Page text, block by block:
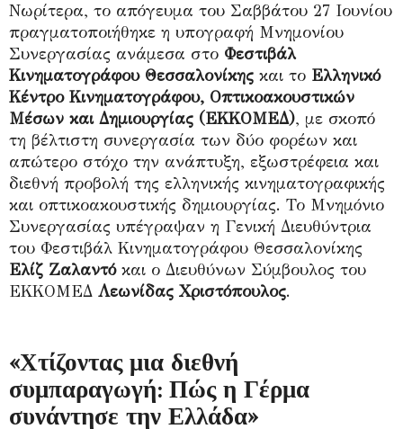
Νωρίτερα, το απόγευμα του Σαββάτου 27 Ιουνίου
πραγματοποιήθηκε η υπογραφή Μνημονίου
Συνεργασίας ανάμεσα στο Φεστιβάλ
Κινηματογράφου Θεσσαλονίκης και το Ελληνικό
Κέντρο Κινηματογράφου, Οπτικοακουστικών
Μέσων και Δημιουργίας (ΕΚΚΟΜΕΔ), με σκοπό
τη βέλτιστη συνεργασία των δύο φορέων και
απώτερο στόχο την ανάπτυξη, εξωστρέφεια και
διεθνή προβολή της ελληνικής κινηματογραφικής
και οπτικοακουστικής δημιουργίας. Το Μνημόνιο
Συνεργασίας υπέγραψαν η Γενική Διευθύντρια
του Φεστιβάλ Κινηματογράφου Θεσσαλονίκης
Ελίζ Ζαλαντόκαι ο Διευθύνων Σύμβουλος του
ΕΚΚΟΜΕΔ Λεωνίδας Χριστόπουλος.
«Χτίζοντας μια διεθνή
συμπαραγωγή: Πώς η Γέρμα
συνάντησε την Ελλάδα»